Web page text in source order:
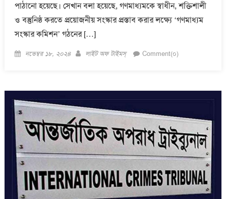
পাঠানো হয়েছে। সেখান বলা হয়েছে, গণমাধ্যমকে স্বাধীন, শক্তিশালী
ও বস্তুনিষ্ঠ করতে প্রয়োজনীয় সংস্কার প্রস্তাব করার লক্ষ্যে ‘গণমাধ্যম
সংস্কার কমিশন’ গঠনের […]
Posted
নভেম্বর ১৮, ২০২৪ Author
লাইট অফ টাইমস্ Comment(০)